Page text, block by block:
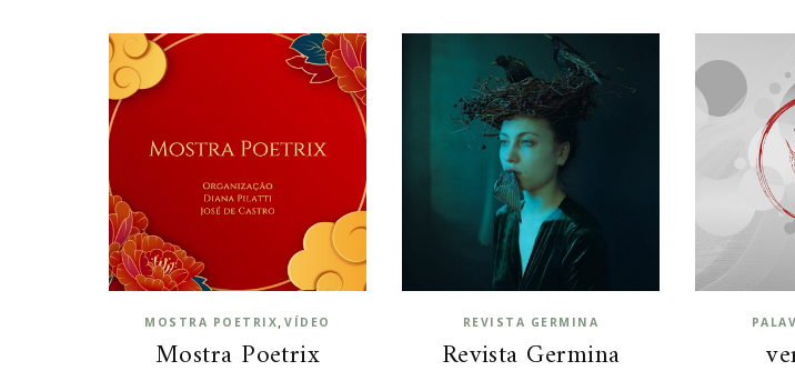
MOSTRA POETRIX,VÍDEO
Mostra Poetrix
REVISTA GERMINA
Revista Germina